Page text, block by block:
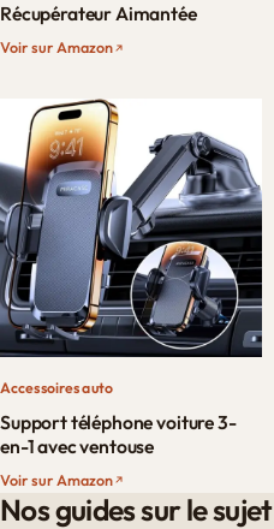
Récupérateur Aimantée
Voir sur Amazon
Accessoires auto
Support téléphone voiture 3-
en-1 avec ventouse
Voir sur Amazon
Nos guides sur le sujet